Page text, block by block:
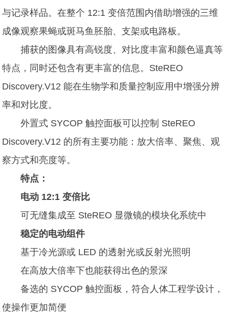
与记录样品。在整个 12:1 变倍范围内借助增强的三维
成像观察果蝇或斑马鱼胚胎、支架或电路板。
捕获的图像具有高锐度、对比度丰富和颜色逼真等
特点，同时还包含有更丰富的信息。SteREO
Discovery.V12 能在生物学和质量控制应用中增强分辨
率和对比度。
外置式 SYCOP 触控面板可以控制 SteREO
Discovery.V12 的所有主要功能：放大倍率、聚焦、观
察方式和亮度等。
特点：
电动 12:1 变倍比
可无缝集成至 SteREO 显微镜的模块化系统中
稳定的电动组件
基于冷光源或 LED 的透射光或反射光照明
在高放大倍率下也能获得出色的景深
备选的 SYCOP 触控面板，符合人体工程学设计，
使操作更加简便